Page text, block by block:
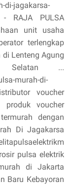
di-jagakarsa-
RAJA PULSA
unit usaha
terlengkap
Lenteng Agung
...
murah-di-
voucher
produk voucher
dengan
Di Jagakarsa
pulsa elektrik
di Jakarta
Baru Kebayoran